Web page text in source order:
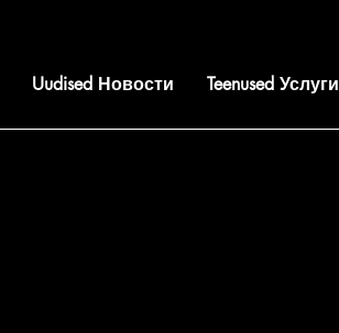
Uudised Новости Teenused Услуги